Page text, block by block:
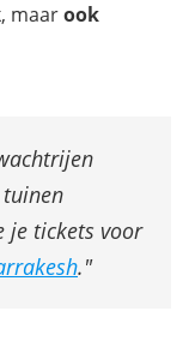
maarook
je tickets voor
.